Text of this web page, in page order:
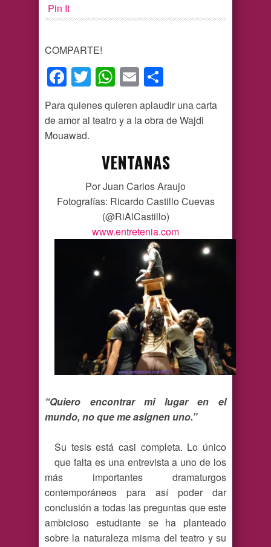
Pin It
COMPARTE!
Facebook
TwitterWhatsApp
Email
Para quienes quieren aplaudir una carta
de amor al teatro y a la obra de Wajdi
Mouawad.
VENTANAS
Por Juan Carlos Araujo
Fotografías: Ricardo Castillo Cuevas
(@RiAlCastillo)
www.entretenia.com
“Quiero encontrar mi lugar en el
mundo, no que me asignen uno.”
Su tesis está casi completa. Lo único
que falta es una entrevista a uno de los
más importantes dramaturgos
contemporáneos para así poder dar
conclusión a todas las preguntas que este
ambicioso estudiante se ha planteado
sobre la naturaleza misma del teatro y su